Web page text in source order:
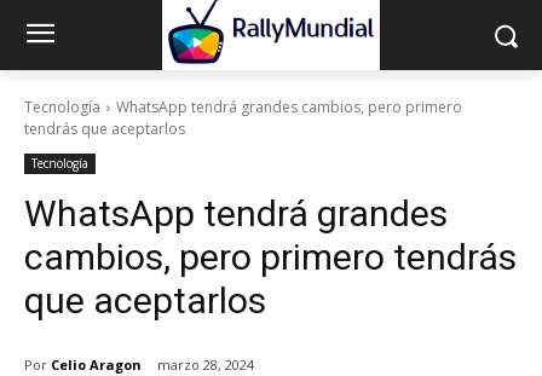
Tecnología
WhatsApp tendrá grandes cambios, pero primero
tendrás que aceptarlos
Tecnología
WhatsApp tendrá grandes
cambios, pero primero tendrás
que aceptarlos
Por Celio Aragon marzo 28, 2024